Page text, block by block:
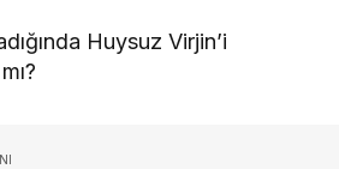
Huysuz Virjin’i